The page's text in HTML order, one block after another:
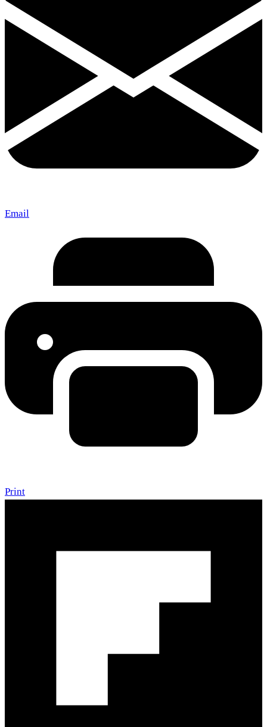
Email
Print